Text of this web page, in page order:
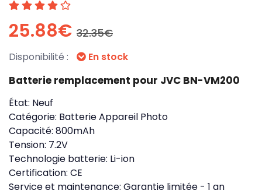
25.88€ 32.35€
Disponibilité : En stock
Batterie remplacement pour JVC BN-VM200
État: Neuf
Catégorie: Batterie Appareil Photo
Capacité: 800mAh
Tension: 7.2V
Technologie batterie: Li-ion
Certification: CE
Service et maintenance: Garantie limitée - 1 an